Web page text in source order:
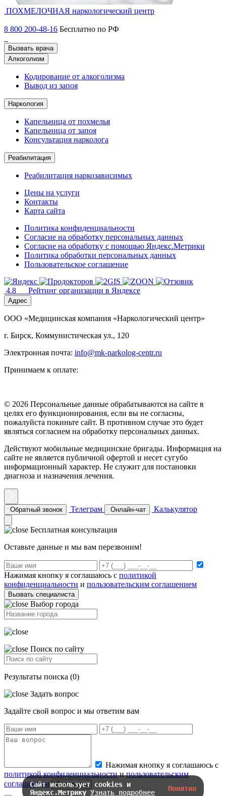
ПОХМЕЛОЧНАЯ наркологический центр
8 800 200-48-16 Бесплатно по РФ
Вызвать врача
Алкоголизм
Кодирование от алкоголизма
Вывод из запоя
Наркология
Капельница от похмелья
Капельница от запоя
Консультация нарколога
Реабилитация
Реабилитация наркозависимых
Цены на услуги
Контакты
Карта сайта
Политика конфиденциальности
Согласие на обработку персональных данных
Согласие на обработку с помощью Яндекс.Метрики
Политика обработки персональных данных
Пользовательское соглашение
4.8 Рейтинг организации в Яндексе
Адрес
ООО «Медицинская компания «Наркологический центр»
г. Бирск, Коммунистическая ул., 120
Электронная почта: info@mk-narkolog-centr.ru
Принимаем к оплате:
© 2026 Персональные данные обрабатываются на сайте в
целях его функционирования, если вы не согласны,
пожалуйста покиньте сайт. В противном случае это будет
являться согласием на обработку персональных данных.
Действуют мобильные медицинские бригады. Информация на
сайте не является публичной офертой и несет сугубо
информационный характер. Не служит для постановки
диагноза и назначения лечения.
Обратный звонок Телеграм Онлайн-чат Калькулятор
Сайт использует cookies и
Яндекс.Метрику Узнать подробнее Понятно
Бесплатная консультация
Оставьте данные и мы вам перезвоним!
Нажимая кнопку я соглашаюсь с политикой
конфиденциальности и пользовательским соглашением
Вызвать специалиста
Выбор города
Поиск по сайту
Результаты поиска (0)
Задать вопрос
Задайте свой вопрос и мы ответим вам
Нажимая кнопку я соглашаюсь с
политикой конфиденциальностиипользовательским
соглашением
Отправить